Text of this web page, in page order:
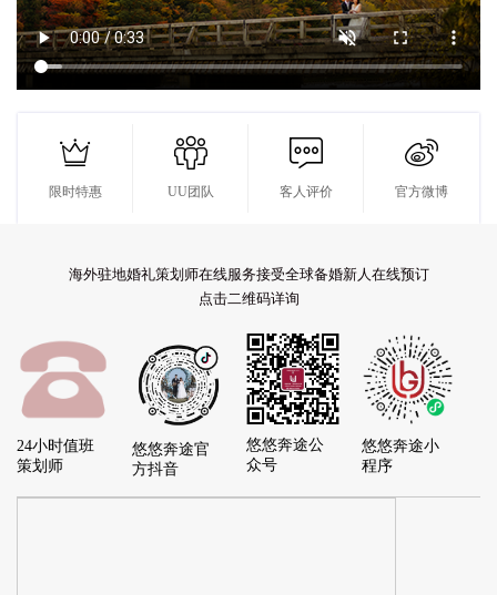

限时特惠

UU团队

客人评价

官方微博
海外驻地婚礼策划师在线服务接受全球备婚新人在线预订
点击二维码详询
24小时值班
策划师
悠悠奔途官
方抖音
悠悠奔途公
众号
悠悠奔途小
程序